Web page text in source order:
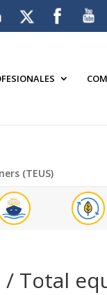
(TEUS)
/ Total